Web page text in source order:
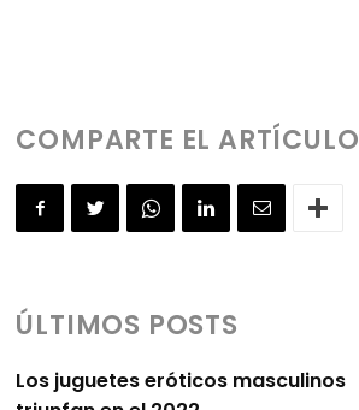
COMPARTE EL ARTÍCULO
ÚLTIMOS POSTS
Los juguetes eróticos masculinos